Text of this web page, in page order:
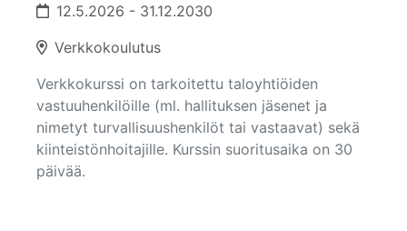
12.5.2026 - 31.12.2030
Verkkokoulutus
Verkkokurssi on tarkoitettu taloyhtiöiden
vastuuhenkilöille (ml. hallituksen jäsenet ja
nimetyt turvallisuushenkilöt tai vastaavat) sekä
kiinteistönhoitajille. Kurssin suoritusaika on 30
päivää.